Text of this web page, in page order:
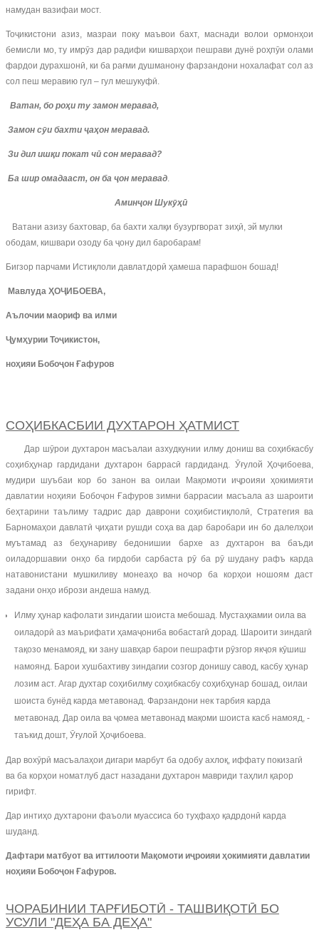
намудан вазифаи мост.
Тоҷикистони азиз, мазраи поку маъвои бахт, маснади волои ормонҳои
бемисли мо, ту имрӯз дар радифи кишварҳои пешрави дунё роҳпӯи олами
фардои дурахшонӣ, ки ба рағми душманону фарзандони нохалафат сол аз
сол пеш меравию гул – гул мешукуфӣ.
Ватан, бо роҳи ту замон меравад,
Замон сӯи бахти ҷаҳон меравад.
Зи дил ишқи покат чӣ сон меравад?
Ба шир омадааст, он ба ҷон меравад.
Аминҷон Шукӯҳӣ
Ватани азизу бахтовар, ба бахти халқи бузургворат зиҳӣ, эй мулки
ободам, кишвари озоду ба ҷону дил баробарам!
Бигзор парчами Истиқлоли давлатдорӣ ҳамеша парафшон бошад!
Мавлуда ҲОҶИБОЕВА,
Аълочии маориф ва илми
Ҷумҳурии Тоҷикистон,
ноҳияи Бобоҷон Ғафуров
СОҲИБКАСБИИ ДУХТАРОН ҲАТМИСТ
Дар шӯрои духтарон масъалаи азхудкунии илму дониш ва соҳибкасбу
соҳибҳунар гардидани духтарон баррасӣ гардиданд. Ӯғулой Ҳоҷибоева,
мудири шуъбаи кор бо занон ва оилаи Мақомоти иҷроияи ҳокимияти
давлатии ноҳияи Бобоҷон Ғафуров зимни баррасии масъала аз шароити
беҳтарини таълиму тадрис дар даврони соҳибистиқлолӣ, Стратегия ва
Барномаҳои давлатӣ ҷиҳати рушди соҳа ва дар баробари ин бо далелҳои
муътамад аз беҳунариву бедонишии бархе аз духтарон ва баъди
оиладоршавии онҳо ба гирдоби сарбаста рӯ ба рӯ шудану рафъ карда
натавонистани мушкиливу монеаҳо ва ночор ба корҳои ношоям даст
задани онҳо ибрози андеша намуд.
Илму ҳунар кафолати зиндагии шоиста мебошад. Мустаҳкамии оила ва
оиладорӣ аз маърифати ҳамаҷониба вобастагӣ дорад. Шароити зиндагӣ
тақозо менамояд, ки зану шавҳар барои пешрафти рӯзгор якҷоя кӯшиш
намоянд. Барои хушбахтиву зиндагии созгор донишу савод, касбу ҳунар
лозим аст. Агар духтар соҳибилму соҳибкасбу соҳибҳунар бошад, оилаи
шоиста бунёд карда метавонад. Фарзандони нек тарбия карда
метавонад. Дар оила ва ҷомеа метавонад мақоми шоиста касб намояд, -
таъкид дошт, Ӯғулой Ҳоҷибоева.
Дар вохӯрӣ масъалаҳои дигари марбут ба одобу ахлоқ, иффату покизагӣ
ва ба корҳои номатлуб даст назадани духтарон мавриди таҳлил қарор
гирифт.
Дар интиҳо духтарони фаъоли муассиса бо туҳфаҳо қадрдонӣ карда
шуданд.
Дафтари матбуот ва иттилооти Мақомоти иҷроияи ҳокимияти давлатии
ноҳияи Бобоҷон Ғафуров.
ЧОРАБИНИИ ТАРҒИБОТӢ - ТАШВИҚОТӢ БО
УСУЛИ "ДЕҲА БА ДЕҲА"